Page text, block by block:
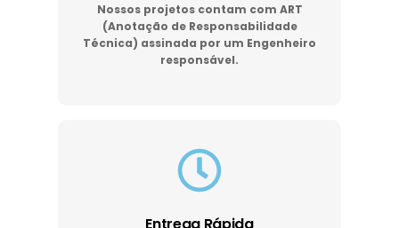
Nossos projetos contam com ART
(Anotação de Responsabilidade
Técnica) assinada por um Engenheiro
responsável.